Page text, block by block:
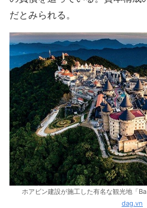
だとみられる。
ホアビン建設が施工した有名な観光地「
dag.vn